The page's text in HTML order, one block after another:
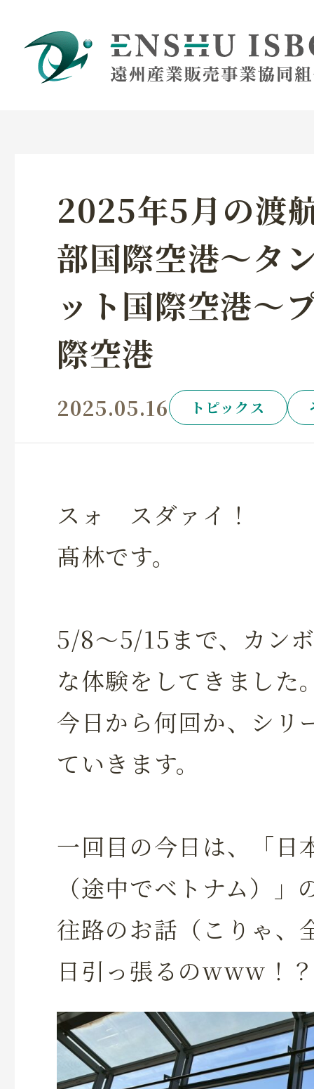
2025年5月の渡
部国際空港～タ
ット国際空港～
際空港
2025.05.16 トピックス
スォ スダァイ！
髙林です。
5/8～5/15まで、カン
な体験をしてきました
今日から何回か、シリ
ていきます。
一回目の今日は、「日
（途中でベトナム）」
往路のお話（こりゃ、
日引っ張るのwww！